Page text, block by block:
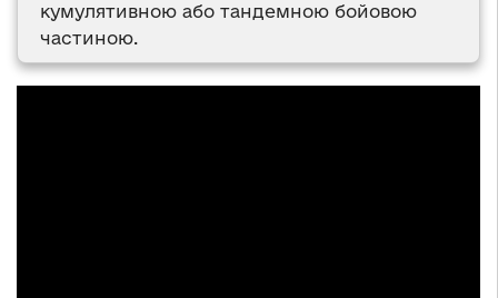
кумулятивною або тандемною бойовою
частиною.